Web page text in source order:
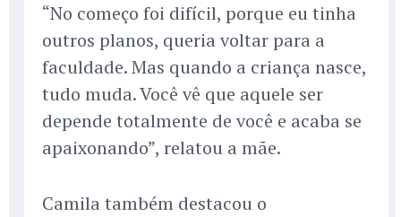
“No começo foi difícil, porque eu tinha
outros planos, queria voltar para a
faculdade. Mas quando a criança nasce,
tudo muda. Você vê que aquele ser
depende totalmente de você e acaba se
apaixonando”, relatou a mãe.
Camila também destacou o